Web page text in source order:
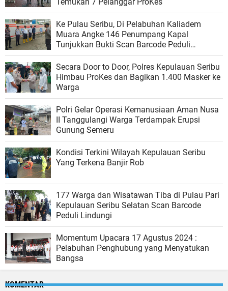
Ke Pulau Seribu, Di Pelabuhan Kaliadem
Muara Angke 146 Penumpang Kapal
Tunjukkan Bukti Scan Barcode Peduli
Lindungi
Secara Door to Door, Polres Kepulauan Seribu
Himbau ProKes dan Bagikan 1.400 Masker ke
Warga
Polri Gelar Operasi Kemanusiaan Aman Nusa
II Tanggulangi Warga Terdampak Erupsi
Gunung Semeru
Kondisi Terkini Wilayah Kepulauan Seribu
Yang Terkena Banjir Rob
177 Warga dan Wisatawan Tiba di Pulau Pari
Kepulauan Seribu Selatan Scan Barcode
Peduli Lindungi
Momentum Upacara 17 Agustus 2024 :
Pelabuhan Penghubung yang Menyatukan
Bangsa
KOMENTAR